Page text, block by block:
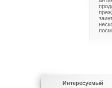
Интересуемый